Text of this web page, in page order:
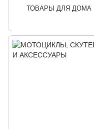
ТОВАРЫ ДЛЯ ДОМА